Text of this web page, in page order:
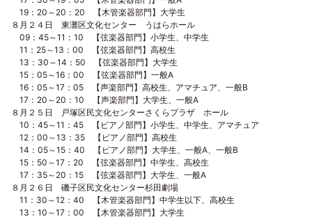
19：20～20：20 【木管楽器部門】大学生
８月２４日 東灘区文化センター うはらホール
09：45～11：10 【弦楽器部門】小学生、中学生
11：25～13：00 【弦楽器部門】高校生
13：30～14：50 【弦楽器部門】大学生
15：05～16：00 【弦楽器部門】一般A
16：05～17：05 【声楽部門】高校生、アマチュア、一般B
17：20～20：10 【声楽部門】大学生、一般A
８月２５日 戸塚区民文化センターさくらプラザ ホール
10：45～11：45 【ピアノ部門】小学生、中学生、アマチュア
12：00～13：35 【ピアノ部門】高校生
14：05～15：40 【ピアノ部門】大学生、一般A、一般B
15：50～17：20 【弦楽器部門】中学生、高校生
17：35～20：15 【弦楽器部門】大学生、一般A
８月２６日 磯子区民文化センター杉田劇場
11：30～12：40 【木管楽器部門】中学生以下、高校生
13：10～17：00 【木管楽器部門】大学生